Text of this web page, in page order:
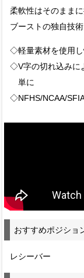
柔軟性はそのまま
ブーストの独自技術
◇軽量素材を使用
◇V字の切れ込みに
単に
◇NFHS/NCAA/
おすすめポジショ
レシーバー